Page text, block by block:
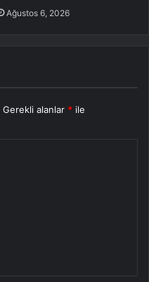
Ağustos 6, 2026
Gerekli alanlar * ile